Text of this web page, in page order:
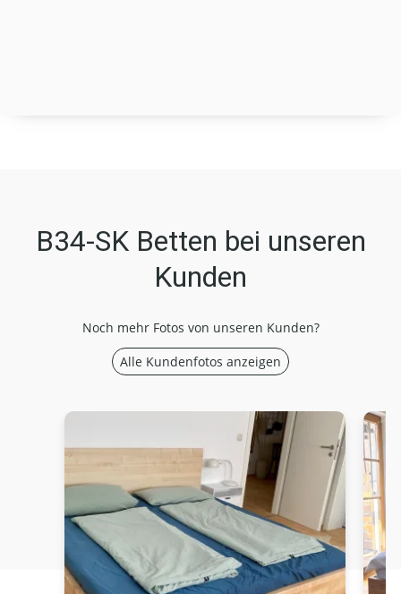
B34-SK Betten bei unseren
Kunden
Noch mehr Fotos von unseren Kunden?
Alle Kundenfotos anzeigen